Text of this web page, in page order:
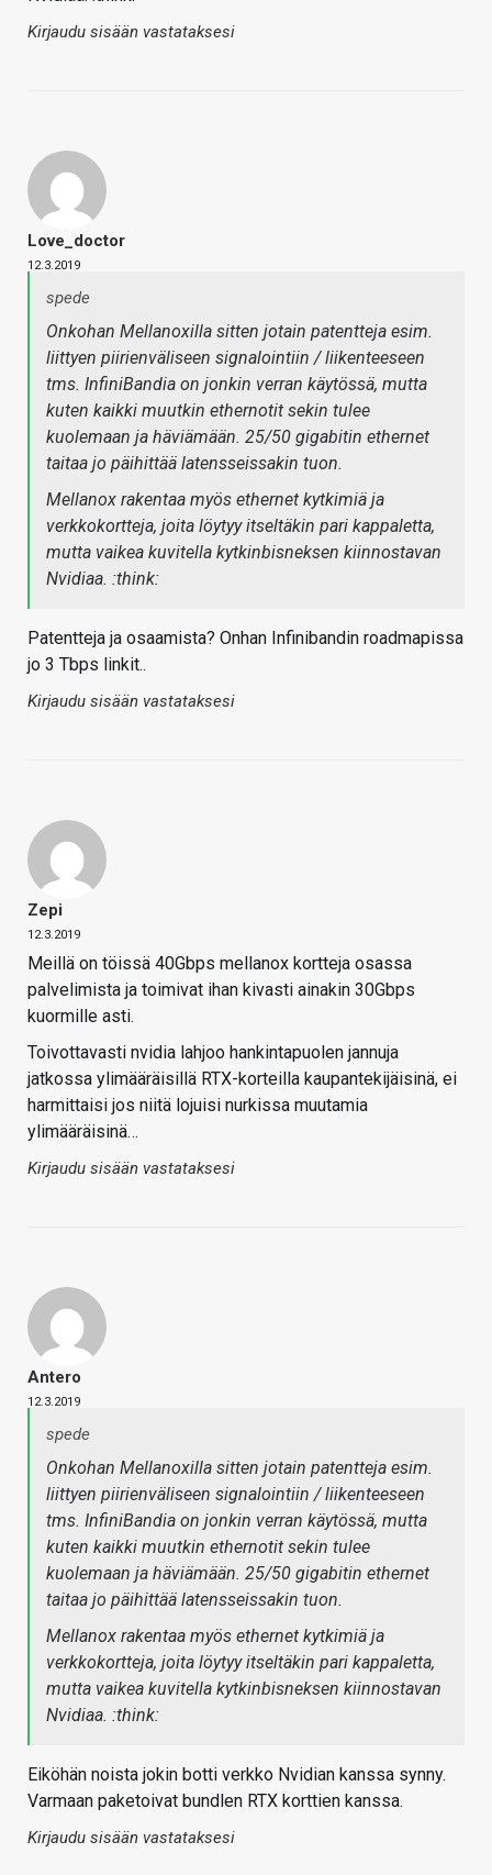
Kirjaudu sisään vastataksesi
Love_doctor
12.3.2019
spede
Onkohan Mellanoxilla sitten jotain patentteja esim.
liittyen piirienväliseen signalointiin / liikenteeseen
tms. InfiniBandia on jonkin verran käytössä, mutta
kuten kaikki muutkin ethernotit sekin tulee
kuolemaan ja häviämään. 25/50 gigabitin ethernet
taitaa jo päihittää latensseissakin tuon.
Mellanox rakentaa myös ethernet kytkimiä ja
verkkokortteja, joita löytyy itseltäkin pari kappaletta,
mutta vaikea kuvitella kytkinbisneksen kiinnostavan
Nvidiaa. :think:
Patentteja ja osaamista? Onhan Infinibandin roadmapissa
jo 3 Tbps linkit..
Kirjaudu sisään vastataksesi
Zepi
12.3.2019
Meillä on töissä 40Gbps mellanox kortteja osassa
palvelimista ja toimivat ihan kivasti ainakin 30Gbps
kuormille asti.
Toivottavasti nvidia lahjoo hankintapuolen jannuja
jatkossa ylimääräisillä RTX-korteilla kaupantekijäisinä, ei
harmittaisi jos niitä lojuisi nurkissa muutamia
ylimääräisinä…
Kirjaudu sisään vastataksesi
Antero
12.3.2019
spede
Onkohan Mellanoxilla sitten jotain patentteja esim.
liittyen piirienväliseen signalointiin / liikenteeseen
tms. InfiniBandia on jonkin verran käytössä, mutta
kuten kaikki muutkin ethernotit sekin tulee
kuolemaan ja häviämään. 25/50 gigabitin ethernet
taitaa jo päihittää latensseissakin tuon.
Mellanox rakentaa myös ethernet kytkimiä ja
verkkokortteja, joita löytyy itseltäkin pari kappaletta,
mutta vaikea kuvitella kytkinbisneksen kiinnostavan
Nvidiaa. :think:
Eiköhän noista jokin botti verkko Nvidian kanssa synny.
Varmaan paketoivat bundlen RTX korttien kanssa.
Kirjaudu sisään vastataksesi